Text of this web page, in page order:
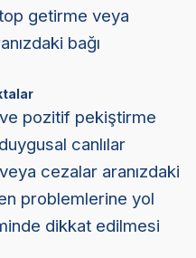
getirme veya
bağı
pozitif pekiştirme
canlılar
cezalar aranızdaki
problemlerine yol
dikkat edilmesi